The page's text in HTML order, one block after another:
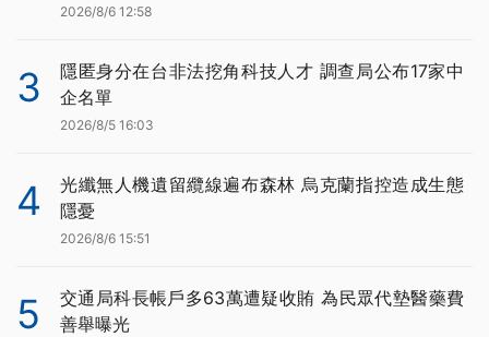
2026/8/6 12:58
3
隱匿身分在台非法挖角科技人才 調查局公布17家中
企名單
2026/8/5 16:03
4
光纖無人機遺留纜線遍布森林 烏克蘭指控造成生態
隱憂
2026/8/6 15:51
5
交通局科長帳戶多63萬遭疑收賄 為民眾代墊醫藥費
善舉曝光